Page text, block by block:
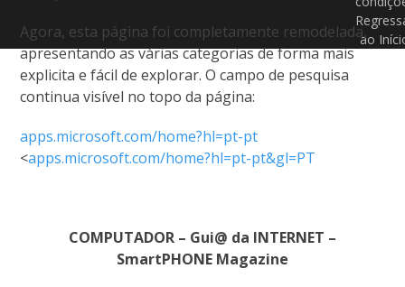
Agora, esta página foi completamente remodelada,
apresentando as várias categorias de forma mais
explicita e fácil de explorar. O campo de pesquisa
continua visível no topo da página:
apps.microsoft.com/home?hl=pt-pt
<apps.microsoft.com/home?hl=pt-pt&gl=PT
COMPUTADOR – Gui@ da INTERNET –
SmartPHONE Magazine
ao